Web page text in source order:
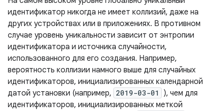
идентификатор никогда не имеет коллизий, даже на
других устройствах или в приложениях. В противном
случае уровень уникальности зависит от энтропии
идентификатора и источника случайности,
использованного для его создания. Например,
вероятность коллизии намного выше для случайных
идентификаторов, инициализированных календарной
датой установки (например, 2019-03-01
), чем для
идентификаторов, инициализированных меткой